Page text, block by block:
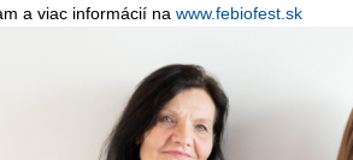
a viac informácií na www.febiofest.sk